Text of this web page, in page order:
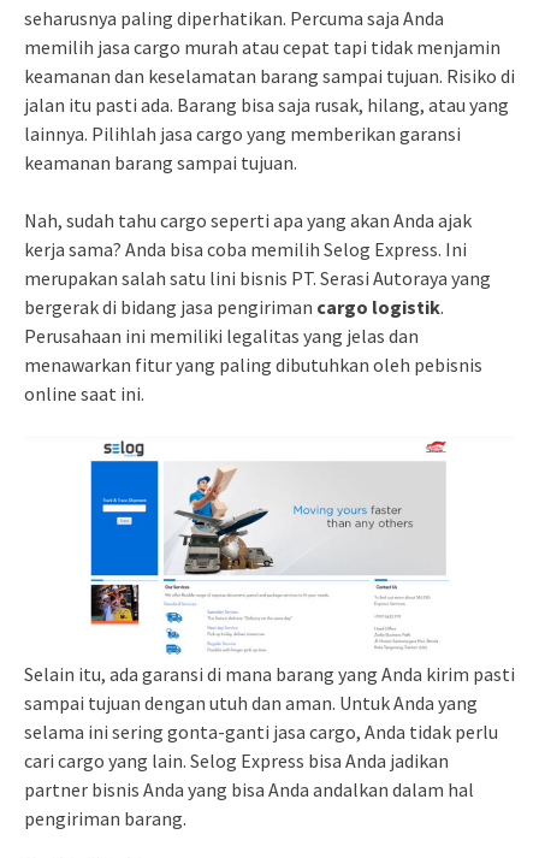
seharusnya paling diperhatikan. Percuma saja Anda
memilih jasa cargo murah atau cepat tapi tidak menjamin
keamanan dan keselamatan barang sampai tujuan. Risiko di
jalan itu pasti ada. Barang bisa saja rusak, hilang, atau yang
lainnya. Pilihlah jasa cargo yang memberikan garansi
keamanan barang sampai tujuan.
Nah, sudah tahu cargo seperti apa yang akan Anda ajak
kerja sama? Anda bisa coba memilih Selog Express. Ini
merupakan salah satu lini bisnis PT. Serasi Autoraya yang
bergerak di bidang jasa pengiriman cargo logistik.
Perusahaan ini memiliki legalitas yang jelas dan
menawarkan fitur yang paling dibutuhkan oleh pebisnis
online saat ini.
Selain itu, ada garansi di mana barang yang Anda kirim pasti
sampai tujuan dengan utuh dan aman. Untuk Anda yang
selama ini sering gonta-ganti jasa cargo, Anda tidak perlu
cari cargo yang lain. Selog Express bisa Anda jadikan
partner bisnis Anda yang bisa Anda andalkan dalam hal
pengiriman barang.